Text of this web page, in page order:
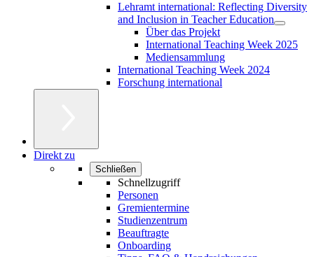
Lehramt international: Reflecting Diversity
and Inclusion in Teacher Education
Über das Projekt
International Teaching Week 2025
Mediensammlung
International Teaching Week 2024
Forschung international
Direkt zu
Schließen
Schnellzugriff
Personen
Gremientermine
Studienzentrum
Beauftragte
Onboarding